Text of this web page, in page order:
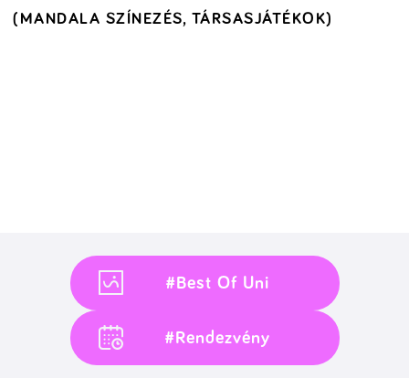
(MANDALA SZÍNEZÉS, TÁRSASJÁTÉKOK)
#Best Of Uni
#Rendezvény